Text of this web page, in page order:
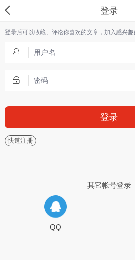
登录
登录后可以收藏、评论你喜欢的文章，加入感兴趣
登录
快速注册
其它帐号登录
QQ